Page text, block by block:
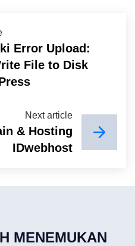
Error Upload:
File to Disk
Next article
& Hosting
IDwebhost
MENEMUKAN